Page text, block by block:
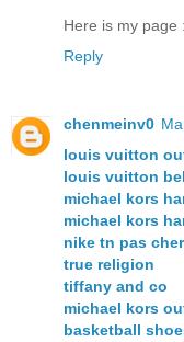
Here is my page
Reply
chenmeinv0
louis vuitton
louis vuitton
michael kors
michael kors
nike tn pas cher
true religion
tiffany and co
michael kors
basketball